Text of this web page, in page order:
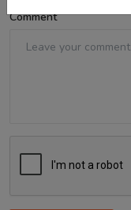
Comment